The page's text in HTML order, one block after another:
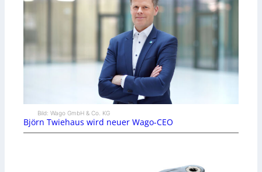
Bild: Wago GmbH & Co. KG
Björn Twiehaus wird neuer Wago-CEO